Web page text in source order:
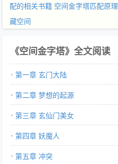
配的相关书籍 空间金字塔匹配原理
藏空间
《空间金字塔》全文阅读
第一章 玄门大陆
第二章 梦想的起源
第三章 玄仙门美女
第四章 妖魔人
第五章 冲突